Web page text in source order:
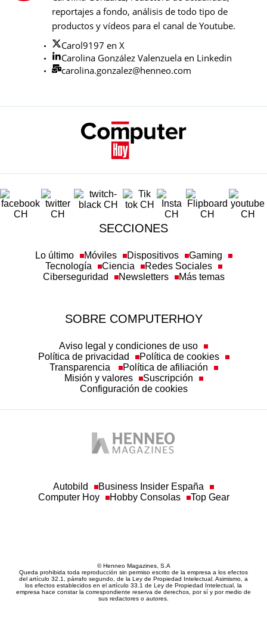
reportajes a fondo, análisis de todo tipo de
productos y vídeos para el canal de Youtube.
Carol9197 en X
Carolina González Valenzuela en Linkedin
carolina.gonzalez@henneo.com
SECCIONES
Móviles Dispositivos
Aviso legal y condiciones de uso
Misión y valores
Suscripción
Configuración de cookies
Business Insider España
sus redactores o autores.